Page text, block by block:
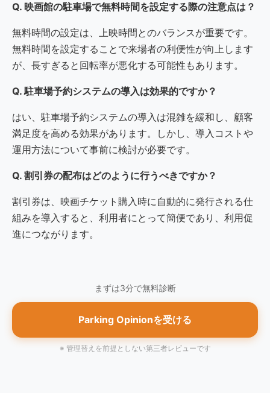
Q. 映画館の駐車場で無料時間を設定する際の注意点は？
無料時間の設定は、上映時間とのバランスが重要です。
無料時間を設定することで来場者の利便性が向上します
が、長すぎると回転率が悪化する可能性もあります。
Q. 駐車場予約システムの導入は効果的ですか？
はい、駐車場予約システムの導入は混雑を緩和し、顧客
満足度を高める効果があります。しかし、導入コストや
運用方法について事前に検討が必要です。
Q. 割引券の配布はどのように行うべきですか？
割引券は、映画チケット購入時に自動的に発行される仕
組みを導入すると、利用者にとって簡便であり、利用促
進につながります。
まずは3分で無料診断
Parking Opinionを受ける
※ 管理替えを前提としない第三者レビューです